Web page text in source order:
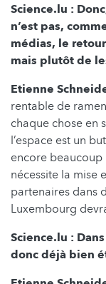
Science.lu :
n’est pas,
médias, le
mais plutôt de
Etienne
rentable de
chaque chose en
l’espace est un
encore beaucoup
nécessite la mise
partenaires dans
Luxembourg
Science.lu :
donc déjà bien